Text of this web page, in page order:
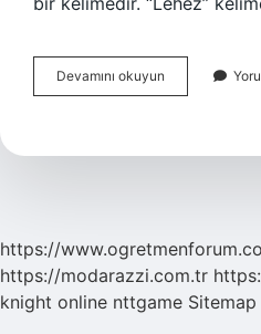
Devamını okuyun
Ne
https://
https://modarazzi.com.tr
knight online nttgame Sitemap